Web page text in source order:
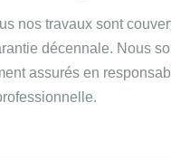
nos travaux sont
décennale. Nous
assurés en